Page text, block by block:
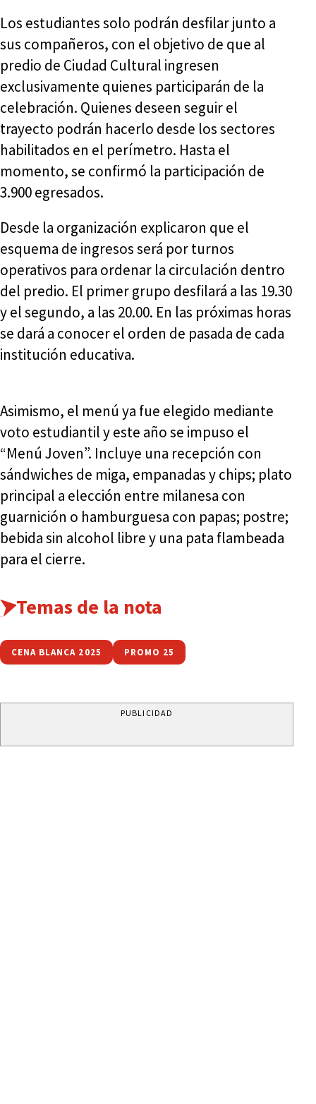
Los estudiantes solo podrán desfilar junto a
sus compañeros, con el objetivo de que al
predio de Ciudad Cultural ingresen
exclusivamente quienes participarán de la
celebración. Quienes deseen seguir el
trayecto podrán hacerlo desde los sectores
habilitados en el perímetro. Hasta el
momento, se confirmó la participación de
3.900 egresados.
Desde la organización explicaron que el
esquema de ingresos será por turnos
operativos para ordenar la circulación dentro
del predio. El primer grupo desfilará a las 19.30
y el segundo, a las 20.00. En las próximas horas
se dará a conocer el orden de pasada de cada
institución educativa.
Asimismo, el menú ya fue elegido mediante
voto estudiantil y este año se impuso el
“Menú Joven”. Incluye una recepción con
sándwiches de miga, empanadas y chips; plato
principal a elección entre milanesa con
guarnición o hamburguesa con papas; postre;
bebida sin alcohol libre y una pata flambeada
para el cierre.
Temas de la nota
CENA BLANCA 2025 PROMO 25
PUBLICIDAD